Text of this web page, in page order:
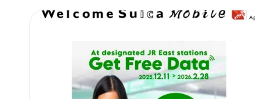
增長迅速，特別是德國與英國，銷量分別增長
48%與27%，全歐洲銷量達到430萬輛。這樣的
統與配電架構帶來挑戰。對電力產業而言，電動
車的普及不只是「多了一項用電設備」，而是用
電型態與負載結構的根本性改變。充電需求往往